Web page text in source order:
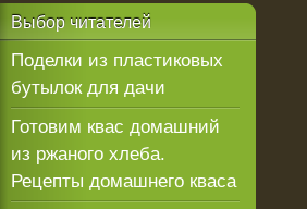
Выборчитателей
Поделки из пластиковых
бутылок для дачи
Готовим квас домашний
из ржаного хлеба.
Рецепты домашнего кваса